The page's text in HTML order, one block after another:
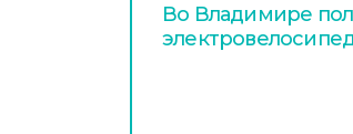
Во Владимире